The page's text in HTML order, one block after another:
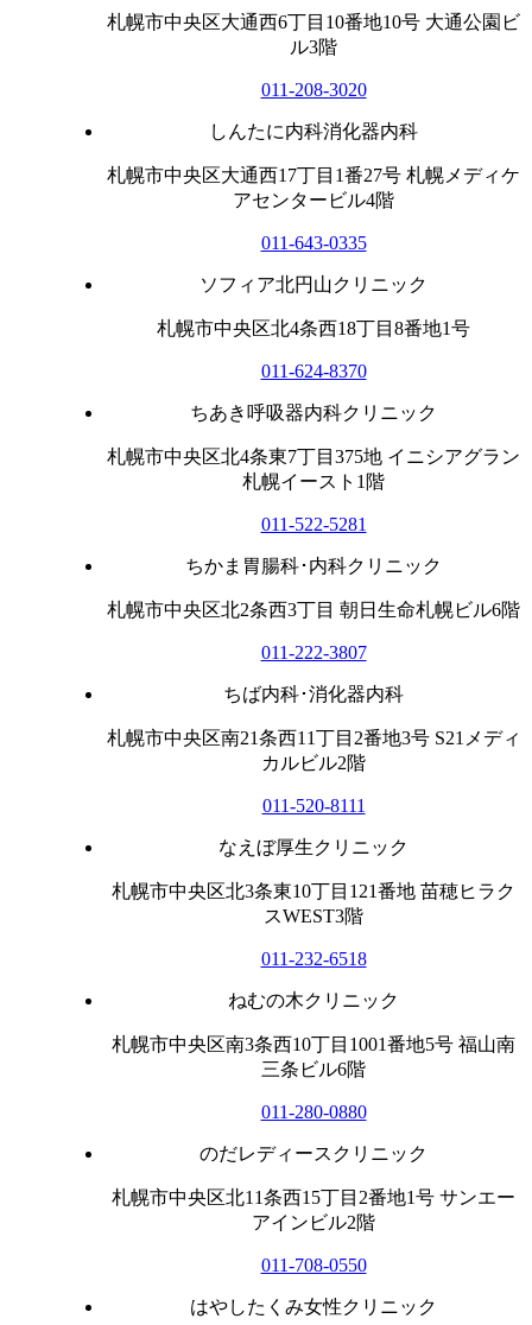
札幌市中央区大通西6丁目10番地10号 大通公園ビ
ル3階
011-208-3020
しんたに内科消化器内科
札幌市中央区大通西17丁目1番27号 札幌メディケ
アセンタービル4階
011-643-0335
ソフィア北円山クリニック
札幌市中央区北4条西18丁目8番地1号
011-624-8370
ちあき呼吸器内科クリニック
札幌市中央区北4条東7丁目375地 イニシアグラン
札幌イースト1階
011-522-5281
ちかま胃腸科･内科クリニック
札幌市中央区北2条西3丁目 朝日生命札幌ビル6階
011-222-3807
ちば内科･消化器内科
札幌市中央区南21条西11丁目2番地3号 S21メディ
カルビル2階
011-520-8111
なえぼ厚生クリニック
札幌市中央区北3条東10丁目121番地 苗穂ヒラク
スWEST3階
011-232-6518
ねむの木クリニック
札幌市中央区南3条西10丁目1001番地5号 福山南
三条ビル6階
011-280-0880
のだレディースクリニック
札幌市中央区北11条西15丁目2番地1号 サンエー
アインビル2階
011-708-0550
はやしたくみ女性クリニック